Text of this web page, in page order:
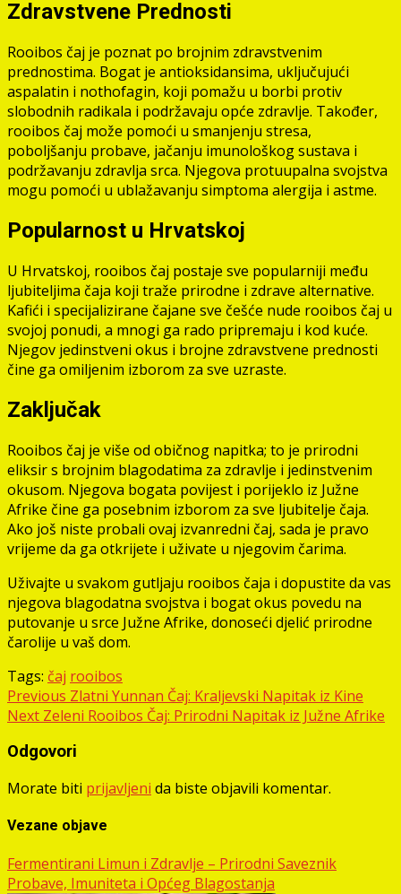
Zdravstvene Prednosti
Rooibos čaj je poznat po brojnim zdravstvenim
prednostima. Bogat je antioksidansima, uključujući
aspalatin i nothofagin, koji pomažu u borbi protiv
slobodnih radikala i podržavaju opće zdravlje. Također,
rooibos čaj može pomoći u smanjenju stresa,
poboljšanju probave, jačanju imunološkog sustava i
podržavanju zdravlja srca. Njegova protuupalna svojstva
mogu pomoći u ublažavanju simptoma alergija i astme.
Popularnost u Hrvatskoj
U Hrvatskoj, rooibos čaj postaje sve popularniji među
ljubiteljima čaja koji traže prirodne i zdrave alternative.
Kafići i specijalizirane čajane sve češće nude rooibos čaj u
svojoj ponudi, a mnogi ga rado pripremaju i kod kuće.
Njegov jedinstveni okus i brojne zdravstvene prednosti
čine ga omiljenim izborom za sve uzraste.
Zaključak
Rooibos čaj je više od običnog napitka; to je prirodni
eliksir s brojnim blagodatima za zdravlje i jedinstvenim
okusom. Njegova bogata povijest i porijeklo iz Južne
Afrike čine ga posebnim izborom za sve ljubitelje čaja.
Ako još niste probali ovaj izvanredni čaj, sada je pravo
vrijeme da ga otkrijete i uživate u njegovim čarima.
Uživajte u svakom gutljaju rooibos čaja i dopustite da vas
njegova blagodatna svojstva i bogat okus povedu na
putovanje u srce Južne Afrike, donoseći djelić prirodne
čarolije u vaš dom.
Tags: čaj rooibos
Post
navigation
Previous Zlatni Yunnan Čaj: Kraljevski Napitak iz Kine
Next Zeleni Rooibos Čaj: Prirodni Napitak iz Južne Afrike
Odgovori
Morate biti prijavljeni da biste objavili komentar.
Vezane objave
Fermentirani Limun i Zdravlje – Prirodni Saveznik
Probave, Imuniteta i Općeg Blagostanja